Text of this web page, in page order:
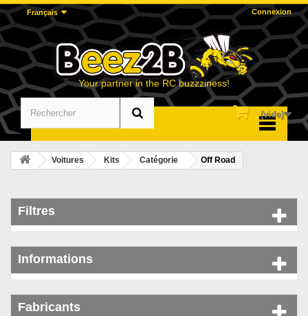
Connexion
Français
Your partner in the RC buzzziness!
(vide)
Voitures Kits Catégorie Off Road
Filtres
Informations
Fabricants